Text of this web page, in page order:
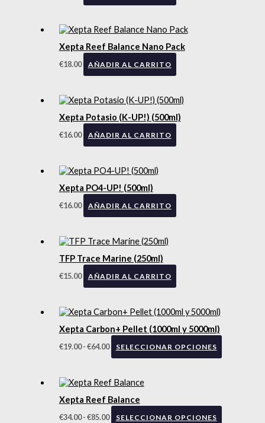
Xepta Reef Balance Nano Pack
€18.00 AÑADIR AL CARRITO
Xepta Potasio (K-UP!) (500ml)
€16.00 AÑADIR AL CARRITO
Xepta PO4-UP! (500ml)
€16.00 AÑADIR AL CARRITO
TFP Trace Marine (250ml)
€15.00 AÑADIR AL CARRITO
Xepta Carbon+ Pellet (1000ml y 5000ml)
€19.00 -€64.00 SELECCIONAR OPCIONES
Xepta Reef Balance
€34.00 -€85.00 SELECCIONAR OPCIONES